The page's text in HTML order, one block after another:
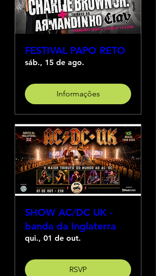
FESTIVAL PAPO RETO
sáb., 15 de ago.
Informações
SHOW AC/DC UK -
banda da Inglaterra
qui., 01 de out.
RSVP